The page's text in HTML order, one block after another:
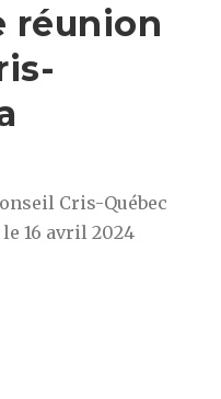
réunion
Cris-Québec
16 avril 2024